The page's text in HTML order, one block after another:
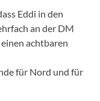
Eddi in den
an der DM
achtbaren
für Nord und für